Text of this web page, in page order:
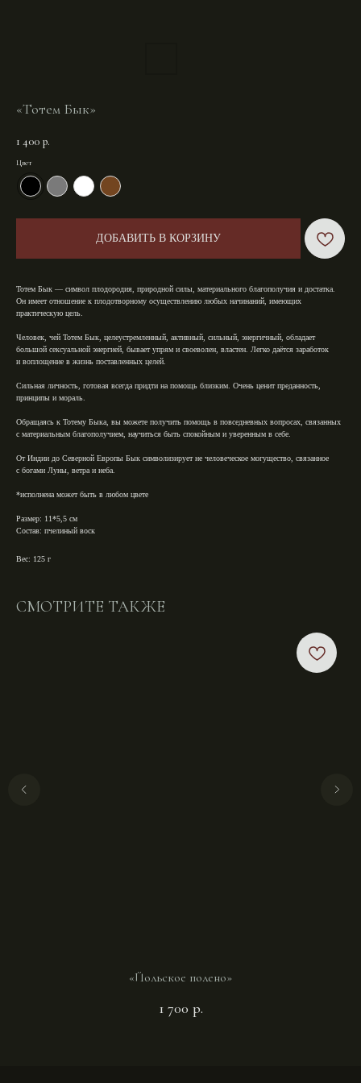
«Тотем Бык»⁣⁣
1 400 р.
Цвет
ДОБАВИТЬ В КОРЗИНУ
Тотем Бык — символ плодородия, природной силы, материального благополучия и достатка.
Он имеет отношение к плодотворному осуществлению любых начинаний, имеющих
практическую цель.⁣⁣
Человек, чей Тотем Бык, целеустремленный, активный, сильный, энергичный, обладает
большой сексуальной энергией, бывает упрям и своеволен, властен. Легко даётся заработок
и воплощение в жизнь поставленных целей.⁣⁣
Сильная личность, готовая всегда придти на помощь близким. Очень ценит преданность,
принципы и мораль.⁣⁣
Обращаясь к Тотему Быка, вы можете получить помощь в повседневных вопросах, связанных
с материальным благополучием, научиться быть спокойным и уверенным в себе.⁣⁣
От Индии до Северной Европы Бык символизирует не человеческое могущество, связанное
с богами Луны, ветра и неба.
*исполнена может быть в любом цвете
Размер: 11*5,5 см
Состав: пчелиный воск
Вес: 125 г
СМОТРИТЕ ТАКЖЕ
«Йольское полено»
1 700 р.